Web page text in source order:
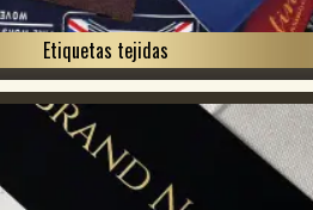
Etiquetas tejidas